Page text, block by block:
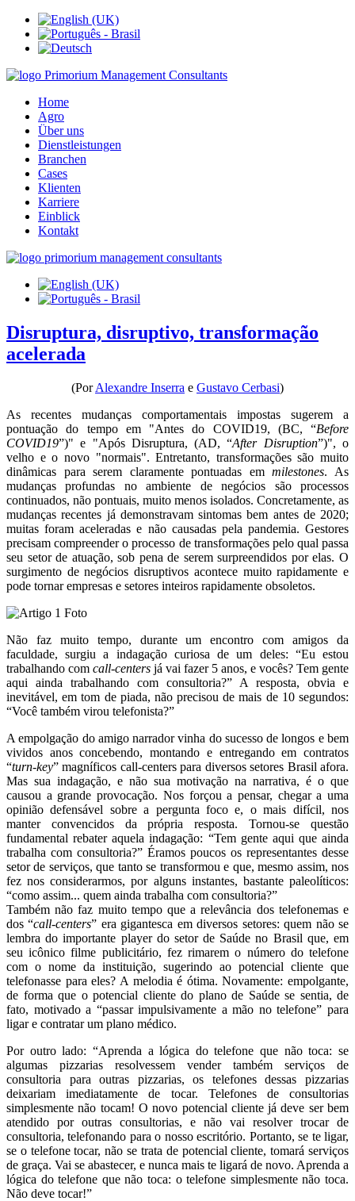
Home
Agro
Über uns
Dienstleistungen
Branchen
Cases
Klienten
Karriere
Einblick
Kontakt
Disruptura, disruptivo, transformação
acelerada
(PorAlexandre Inserra e Gustavo Cerbasi)
As recentes mudanças comportamentais impostas sugerem a
pontuação do tempo em "Antes do COVID19, (BC, “Before
COVID19”)" e "Após Disruptura, (AD, “After Disruption”)", o
velho e o novo "normais". Entretanto, transformações são muito
dinâmicas para serem claramente pontuadas emmilestones. As
mudanças profundas no ambiente de negócios são processos
continuados, não pontuais, muito menos isolados. Concretamente, as
mudanças recentes já demonstravam sintomas bem antes de 2020;
muitas foram aceleradas e não causadas pela pandemia. Gestores
precisam compreender o processo de transformações pelo qual passa
seu setor de atuação, sob pena de serem surpreendidos por elas. O
surgimento de negócios disruptivos acontece muito rapidamente e
pode tornar empresas e setores inteiros rapidamente obsoletos.
Não faz muito tempo, durante um encontro com amigos da
faculdade, surgiu a indagação curiosa de um deles: “Eu estou
trabalhando com call-centers já vai fazer 5 anos, e vocês? Tem gente
aqui ainda trabalhando com consultoria?” A resposta, obvia e
inevitável, em tom de piada, não precisou de mais de 10 segundos:
“Você também virou telefonista?”
A empolgação do amigo narrador vinha do sucesso de longos e bem
vividos anos concebendo, montando e entregando em contratos
“turn-key” magníficos call-centers para diversos setores Brasil afora.
Mas sua indagação, e não sua motivação na narrativa, é o que
causou a grande provocação. Nos forçou a pensar, chegar a uma
opinião defensável sobre a pergunta foco e, o mais difícil, nos
manter convencidos da própria resposta. Tornou-se questão
fundamental rebater aquela indagação: “Tem gente aqui que ainda
trabalha com consultoria?” Éramos poucos os representantes desse
setor de serviços, que tanto se transformou e que, mesmo assim, nos
fez nos considerarmos, por alguns instantes, bastante paleolíticos:
“como assim... quem ainda trabalha com consultoria?”
Também não faz muito tempo que a relevância dos telefonemas e
dos “call-centers” era gigantesca em diversos setores: quem não se
lembra do importante player do setor de Saúde no Brasil que, em
seu icônico filme publicitário, fez rimarem o número do telefone
com o nome da instituição, sugerindo ao potencial cliente que
telefonasse para eles? A melodia é ótima. Novamente: empolgante,
de forma que o potencial cliente do plano de Saúde se sentia, de
fato, motivado a “passar impulsivamente a mão no telefone” para
ligar e contratar um plano médico.
Por outro lado: “Aprenda a lógica do telefone que não toca: se
algumas pizzarias resolvessem vender também serviços de
consultoria para outras pizzarias, os telefones dessas pizzarias
deixariam imediatamente de tocar. Telefones de consultorias
simplesmente não tocam! O novo potencial cliente já deve ser bem
atendido por outras consultorias, e não vai resolver trocar de
consultoria, telefonando para o nosso escritório. Portanto, se te ligar,
se o telefone tocar, não se trata de potencial cliente, tomará serviços
de graça. Vai se abastecer, e nunca mais te ligará de novo. Aprenda a
lógica do telefone que não toca: o telefone simplesmente não toca.
Não deve tocar!”